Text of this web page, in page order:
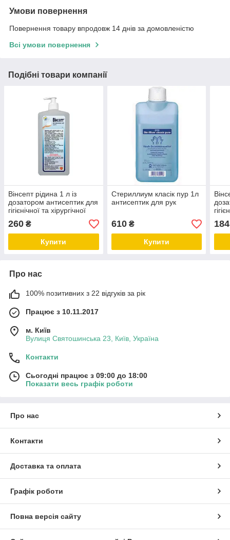
Умови повернення
Повернення товару впродовж 14 днів за домовленістю
Всі умови повернення
Подібні товари компанії
Вінсепт рідина 1 л із
дозатором антисептик для
гігієнічної та хірургічної
260 ₴
Купити
Стериллиум класік пур 1л
антисептик для рук
610₴
Купити
184
Про нас
100% позитивних з 22 відгуків за рік
Працює з 10.11.2017
м. Київ
Вулиця Святошинська 23, Київ, Україна
Контакти
Сьогодні працює з 09:00 до 18:00
Показати весь графік роботи
Про нас
Контакти
Доставка та оплата
Графік роботи
Повна версія сайту